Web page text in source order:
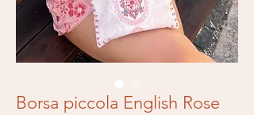
Borsa piccola English Rose